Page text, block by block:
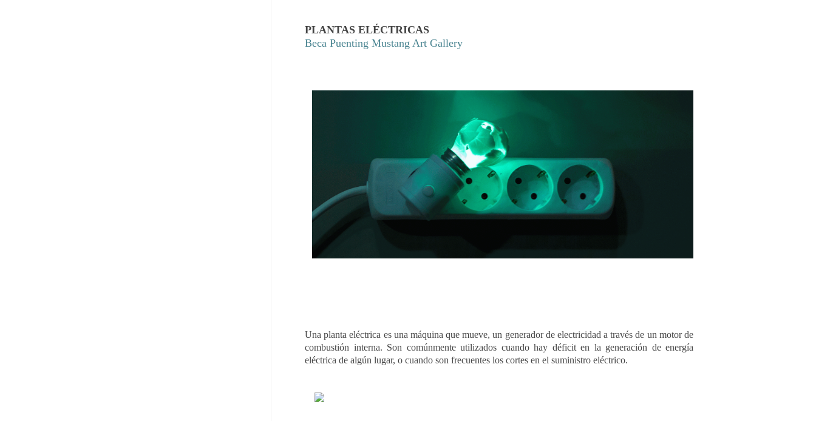
PLANTAS ELÉCTRICAS
Beca Puenting Mustang Art Gallery
Una planta eléctrica es una máquina que mueve, un generador de electricidad a través de un motor de
combustión interna. Son comúnmente utilizados cuando hay déficit en la generación de energía
eléctrica de algún lugar, o cuando son frecuentes los cortes en el suministro eléctrico.